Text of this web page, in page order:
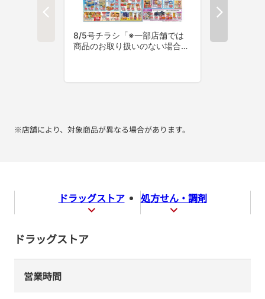
※店舗により、対象商品が異なる場合があります。
ドラッグストア 処方せん・調剤
ドラッグストア
営業時間